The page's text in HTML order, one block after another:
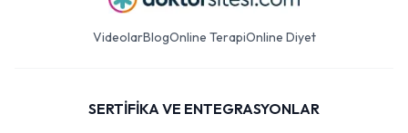
VideolarBlogOnline TerapiOnline Diyet
SERTİFİKA VE ENTEGRASYONLAR